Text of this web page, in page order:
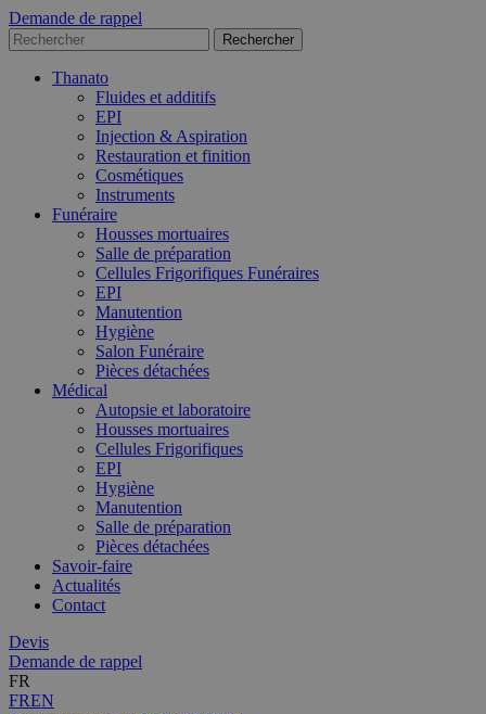
Demande de rappel
Thanato
Fluides et additifs
EPI
Injection & Aspiration
Restauration et finition
Cosmétiques
Instruments
Funéraire
Housses mortuaires
Salle de préparation
Cellules Frigorifiques Funéraires
EPI
Manutention
Hygiène
Salon Funéraire
Pièces détachées
Médical
Autopsie et laboratoire
Housses mortuaires
Cellules Frigorifiques
EPI
Hygiène
Manutention
Salle de préparation
Pièces détachées
Savoir-faire
Actualités
Contact
Devis
Demande de rappel
FR
FREN